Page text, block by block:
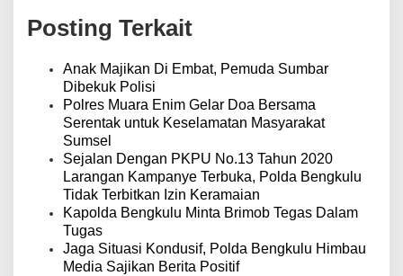
s
i
Posting Terkait
Anak Majikan Di Embat, Pemuda Sumbar
Dibekuk Polisi
Polres Muara Enim Gelar Doa Bersama
Serentak untuk Keselamatan Masyarakat
Sumsel
Sejalan Dengan PKPU No.13 Tahun 2020
Larangan Kampanye Terbuka, Polda Bengkulu
Tidak Terbitkan Izin Keramaian
Kapolda Bengkulu Minta Brimob Tegas Dalam
Tugas
Jaga Situasi Kondusif, Polda Bengkulu Himbau
Media Sajikan Berita Positif